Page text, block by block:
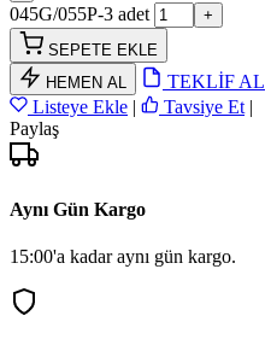
045G/055P-3 adet
SEPETE EKLE
HEMEN AL
TEKLİF AL
Listeye Ekle | Tavsiye Et |
Paylaş
Aynı Gün Kargo
15:00'a kadar aynı gün kargo.